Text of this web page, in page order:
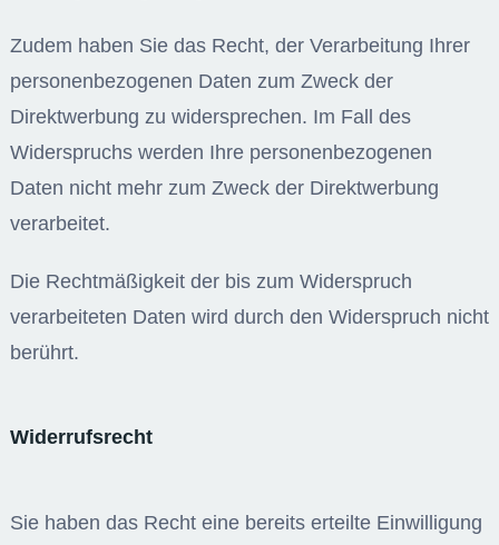
Zudem haben Sie das Recht, der Verarbeitung Ihrer
personenbezogenen Daten zum Zweck der
Direktwerbung zu widersprechen. Im Fall des
Widerspruchs werden Ihre personenbezogenen
Daten nicht mehr zum Zweck der Direktwerbung
verarbeitet.
Die Rechtmäßigkeit der bis zum Widerspruch
verarbeiteten Daten wird durch den Widerspruch nicht
berührt.
Widerrufsrecht
Sie haben das Recht eine bereits erteilte Einwilligung